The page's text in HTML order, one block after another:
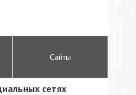
Сайты
сетях